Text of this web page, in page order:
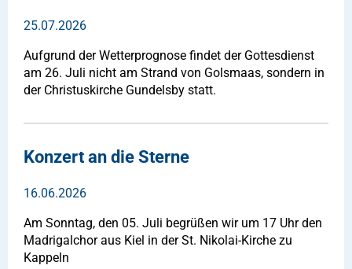
25.07.2026
Aufgrund der Wetterprognose findet der Gottesdienst
am 26. Juli nicht am Strand von Golsmaas, sondern in
der Christuskirche Gundelsby statt.
Konzert an die Sterne
16.06.2026
Am Sonntag, den 05. Juli begrüßen wir um 17 Uhr den
Madrigalchor aus Kiel in der St. Nikolai-Kirche zu
Kappeln